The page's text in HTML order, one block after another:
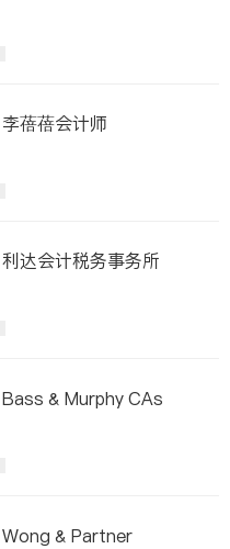
李蓓蓓会计师
利达会计税务事务所
Bass & Murphy CAs
Wong & Partner